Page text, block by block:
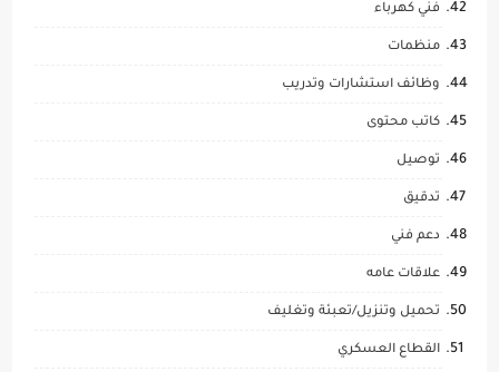
فني كهرباء
منظمات
وظائف استشارات وتدريب
كاتب محتوى
توصيل
تدقيق
دعم فني
علاقات عامه
تحميل وتنزيل/تعبئة وتغليف
القطاع العسكري